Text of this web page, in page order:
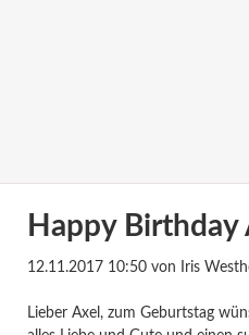
Happy Birthday
12.11.2017 10:50von Iris
Lieber Axel, zum Geburtstag